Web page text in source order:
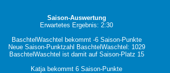
Saison-Auswertung
Erwartetes Ergebnis: 2:30
BaschtelWaschtel bekommt -6 Saison-Punkte
Neue Saison-Punktzahl BaschtelWaschtel: 1029
BaschtelWaschtel ist damit auf Saison-Platz 15
Katja bekommt 6 Saison-Punkte